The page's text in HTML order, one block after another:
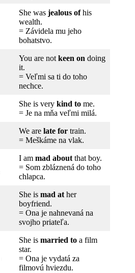
She was jealous ofhis
wealth.
= Závidela mu jeho
bohatstvo.
You are not keen on doing
it.
= Veľmi sa ti do toho
nechce.
She is very kind to me.
= Je na mňa veľmi milá.
We are late for train.
= Meškáme na vlak.
I am mad about that boy.
= Som zbláznená do toho
chlapca.
She is mad at her
boyfriend.
= Ona je nahnevaná na
svojho priateľa.
She is married to a film
star.
= Ona je vydatá za
filmovú hviezdu.